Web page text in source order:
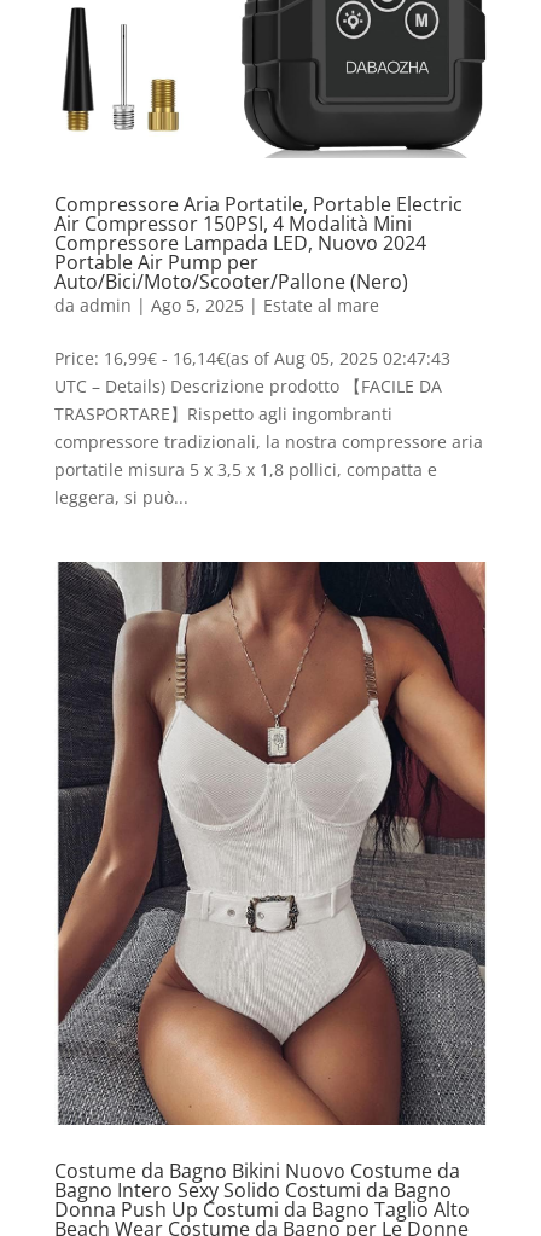
Compressore Aria Portatile, Portable Electric
Air Compressor 150PSI, 4 Modalità Mini
Compressore Lampada LED, Nuovo 2024
Portable Air Pump per
Auto/Bici/Moto/Scooter/Pallone (Nero)
da admin | Ago 5, 2025| Estate al mare
Price: 16,99€ - 16,14€(as of Aug 05, 2025 02:47:43
UTC – Details) Descrizione prodotto 【FACILE DA
TRASPORTARE】Rispetto agli ingombranti
compressore tradizionali, la nostra compressore aria
portatile misura 5 x 3,5 x 1,8 pollici, compatta e
leggera, si può...
Costume da Bagno Bikini Nuovo Costume da
Bagno Intero Sexy Solido Costumi da Bagno
Donna Push Up Costumi da Bagno Taglio Alto
Beach Wear Costume da Bagno per Le Donne